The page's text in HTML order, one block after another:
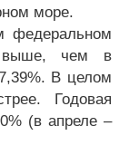
море.
федеральном
выше, чем в
В целом
Годовая
(в апреле –